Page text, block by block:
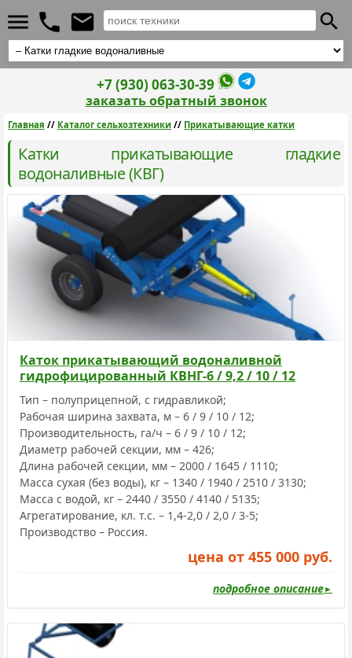
+7 (930) 063-30-39
заказать обратный звонок
Главная // Каталог сельхозтехники // Прикатывающие катки
Катки прикатывающие гладкие
водоналивные (КВГ)
Каток прикатывающий водоналивной
гидрофицированный КВНГ-6 / 9,2 / 10 / 12
Тип – полуприцепной, с гидравликой;
Рабочая ширина захвата, м – 6 / 9 / 10 / 12;
Производительность, га/ч – 6 / 9 / 10 / 12;
Диаметр рабочей секции, мм – 426;
Длина рабочей секции, мм – 2000 / 1645 / 1110;
Масса сухая (без воды), кг – 1340 / 1940 / 2510 / 3130;
Масса с водой, кг – 2440 / 3550 / 4140 / 5135;
Агрегатирование, кл. т.с. – 1,4-2,0 / 2,0 / 3-5;
Производство – Россия.
цена от 455 000 руб.
подробное описание